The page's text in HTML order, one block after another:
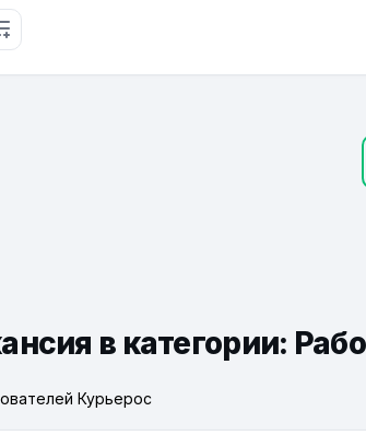
в категории:
Курьерос